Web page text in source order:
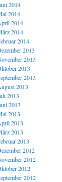
2014
2014
2014
2014
2014
2013
2013
2013
2013
2013
2013
2013
2013
2013
2013
2013
2012
2012
2012
2012